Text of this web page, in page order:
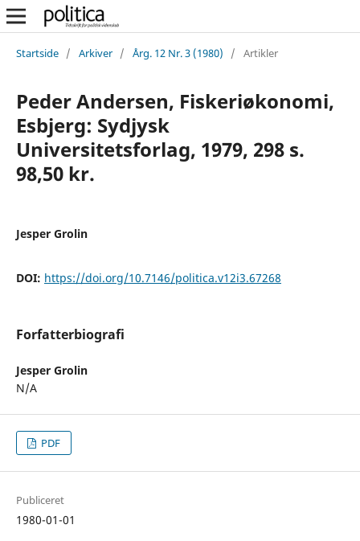
Startside / Arkiver / Årg. 12 Nr. 3 (1980) / Artikler
Peder Andersen, Fiskeriøkonomi,
Esbjerg: Sydjysk
Universitetsforlag, 1979, 298 s.
98,50 kr.
Jesper Grolin
DOI: https://doi.org/10.7146/politica.v12i3.67268
Forfatterbiografi
Jesper Grolin
N/A
PDF
Publiceret
1980-01-01